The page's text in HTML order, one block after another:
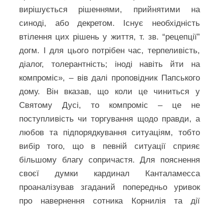
вирішується рішеннями, прийнятими на
синоді, або декретом. Існує необхідність
втілення цих рішень у життя, т. зв. “рецепції”
догм. І для цього потрібен час, терпеливість,
діалог, толерантність; іноді навіть йти на
компроміс», – вів далі проповідник Папського
дому. Він вказав, що коли це чиниться у
Святому Дусі, то компроміс – це не
поступливість чи торгування щодо правди, а
любов та підпорядкування ситуаціям, тобто
вибір того, що в певній ситуації сприяє
більшому благу сопричастя. Для пояснення
своєї думки кардинал Канталамесса
проаналізував згаданий попередньо уривок
про навернення сотника Корнилія та дії